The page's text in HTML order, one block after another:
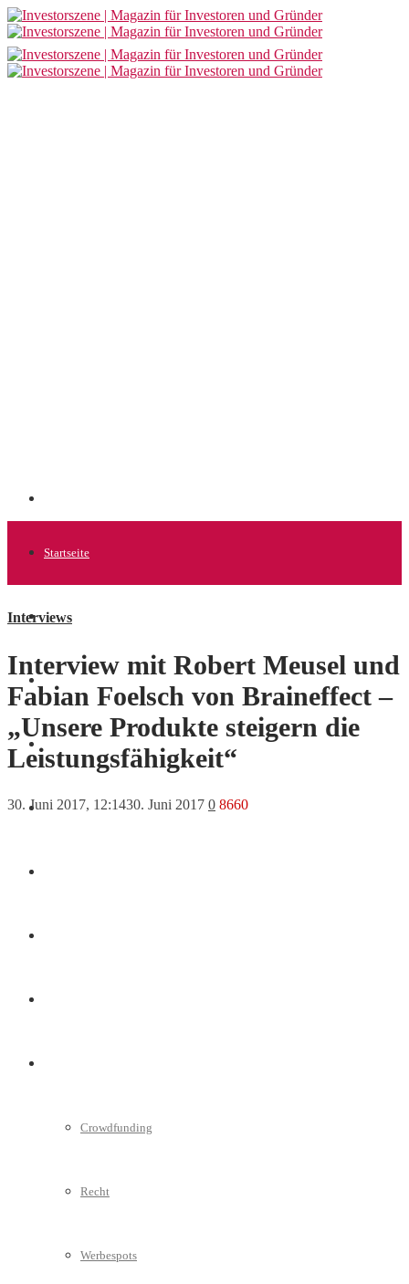
Startseite
Allgemein
Finanzen
Crowdfunding
Recht
Werbespots
Interviews
Interview mit Robert Meusel und
Fabian Foelsch von Braineffect –
„Unsere Produkte steigern die
Leistungsfähigkeit“
30. Juni 2017, 12:1430. Juni 2017 0 8660